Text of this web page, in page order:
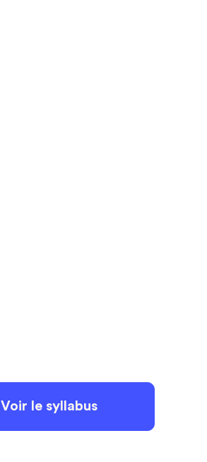
Voir le syllabus